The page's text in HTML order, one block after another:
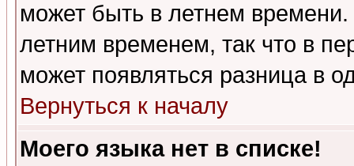
может быть в летнем
летним временем, так что в
может появляться разница в
Вернуться к началу
Моего языка нет в списке!